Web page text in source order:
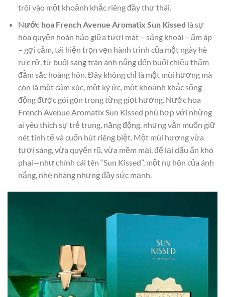
trôi vào một khoảnh khắc riêng đầy thư thái.
Nước hoa French Avenue Aromatix Sun Kissed là sự
hòa quyện hoàn hảo giữa tươi mát – sảng khoái – ấm áp
– gợi cảm, tái hiện trọn vẹn hành trình của một ngày hè
rực rỡ, từ buổi sáng tràn ánh nắng đến buổi chiều thấm
đẫm sắc hoàng hôn. Đây không chỉ là một mùi hương mà
còn là một cảm xúc, một ký ức, một khoảnh khắc sống
động được gói gọn trong từng giọt hương. Nước hoa
French Avenue Aromatix Sun Kissed phù hợp với những
ai yêu thích sự trẻ trung, năng động, nhưng vẫn muốn giữ
nét tinh tế và cuốn hút riêng biệt. Một mùi hương vừa
tươi sáng, vừa quyến rũ, vừa mềm mại, để lại dấu ấn khó
phai—như chính cái tên “Sun Kissed”, một nụ hôn của ánh
nắng, nhẹ nhàng nhưng đầy sức mạnh.